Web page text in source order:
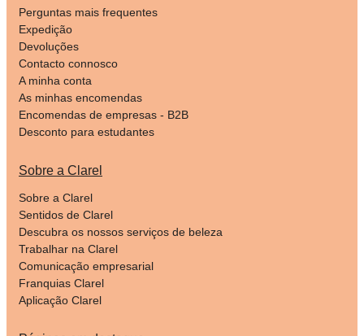
Perguntas mais frequentes
Expedição
Devoluções
Contacto connosco
A minha conta
As minhas encomendas
Encomendas de empresas - B2B
Desconto para estudantes
Sobre a Clarel
Sobre a Clarel
Sentidos de Clarel
Descubra os nossos serviços de beleza
Trabalhar na Clarel
Comunicação empresarial
Franquias Clarel
Aplicação Clarel